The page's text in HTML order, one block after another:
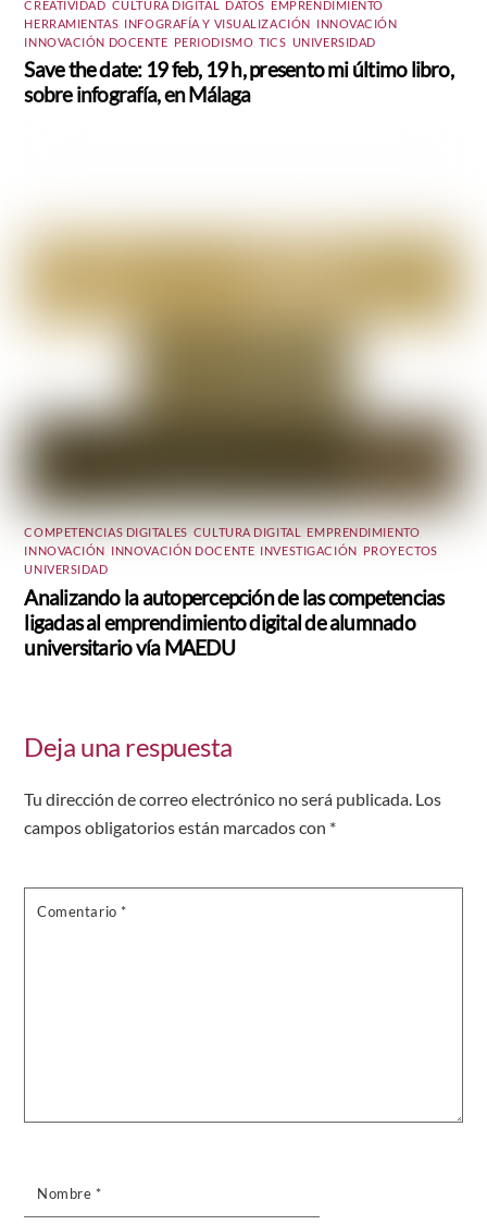
CREATIVIDAD CULTURA DIGITAL DATOS EMPRENDIMIENTO
HERRAMIENTAS INFOGRAFÍA Y VISUALIZACIÓN INNOVACIÓN
INNOVACIÓN DOCENTE PERIODISMO ,TICS UNIVERSIDAD
Save the date: 19 feb, 19 h, presento mi último libro,
sobre infografía, en Málaga
COMPETENCIAS DIGITALES CULTURA DIGITAL EMPRENDIMIENTO
INNOVACIÓN INNOVACIÓN DOCENTE INVESTIGACIÓN PROYECTOS
UNIVERSIDAD
Analizando la autopercepción de las competencias
ligadas al emprendimiento digital de alumnado
universitario vía MAEDU
Deja una respuesta
Tu dirección de correo electrónico no será publicada. Los
campos obligatorios están marcados con *
Comentario *
Nombre *